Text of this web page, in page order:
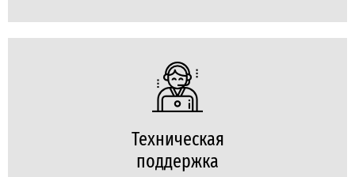
Техническая
поддержка